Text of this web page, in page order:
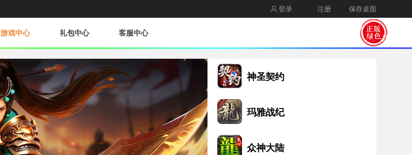
登录 注册 保存桌面
游戏中心 礼包中心 客服中心
神圣契约
玛雅战纪
众神大陆